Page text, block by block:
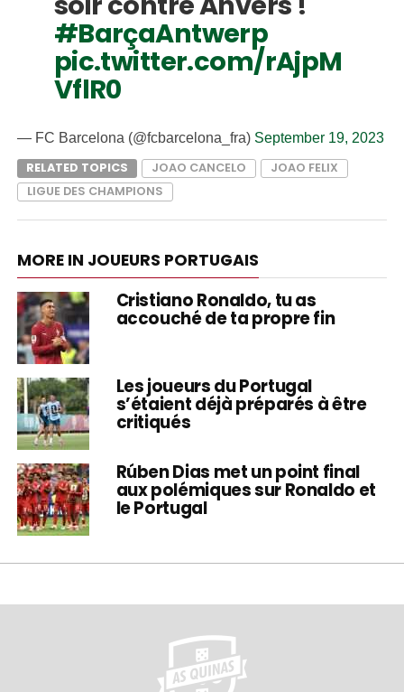
#BarçaAntwerp
pic.twitter.com/rAjpM
VflR0
— FC Barcelona (@fcbarcelona_fra) September 19, 2023
RELATED TOPICS
JOAO CANCELO
JOAO FELIX
LIGUE DES CHAMPIONS
MORE IN JOUEURS PORTUGAIS
Cristiano Ronaldo, tu as
accouché de ta propre fin
Les joueurs du Portugal
s’étaient déjà préparés à être
critiqués
Rúben Dias met un point final
aux polémiques sur Ronaldo et
le Portugal